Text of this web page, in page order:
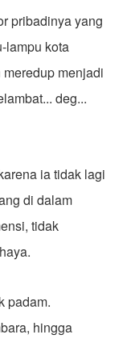
pribadinya yang
lampu kota
menjadi
deg...
ia tidak lagi
di dalam
tidak
padam.
hingga